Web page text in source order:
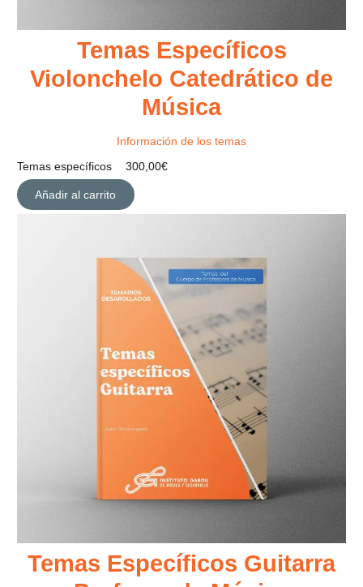
Temas Específicos
Violonchelo Catedrático de
Música
Información de los temas
Temas específicos
300,00€
Añadir al carrito
Temas Específicos Guitarra